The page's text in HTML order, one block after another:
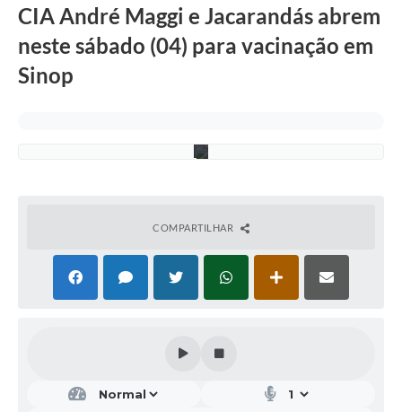
CIA André Maggi e Jacarandás abrem
neste sábado (04) para vacinação em
Sinop
a
R
d
COMPARTILHAR